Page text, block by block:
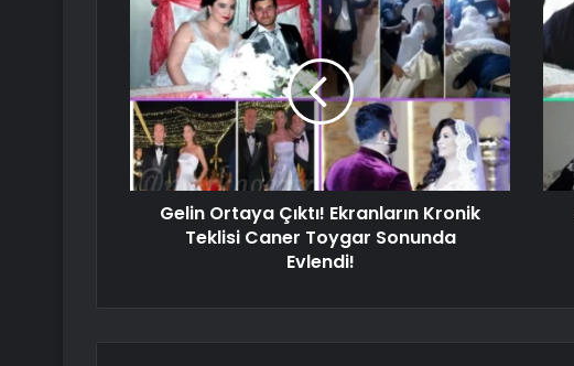
Gelin Ortaya Çıktı! Ekranların Kronik
Teklisi Caner Toygar Sonunda
Evlendi!